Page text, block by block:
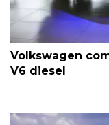
Volkswagen
V6 diesel